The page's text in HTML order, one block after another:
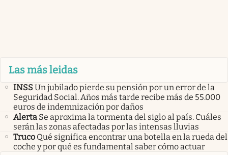
Las más leidas
INSSUn jubilado pierde su pensión por un error de la
Seguridad Social. Años más tarde recibe más de 55.000
euros de indemnización por daños
Alerta Se aproxima la tormenta del siglo al país. Cuáles
serán las zonas afectadas por las intensas lluvias
Truco Qué significa encontrar una botella en la rueda del
coche y por qué es fundamental saber cómo actuar